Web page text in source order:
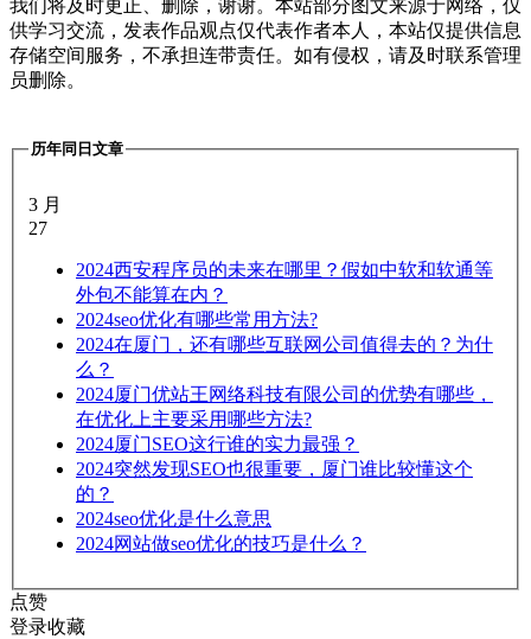
我们将及时更正、删除，谢谢。本站部分图文来源于网络，仅
供学习交流，发表作品观点仅代表作者本人，本站仅提供信息
存储空间服务，不承担连带责任。如有侵权，请及时联系管理
员删除。
历年同日文章
3 月
27
2024西安程序员的未来在哪里？假如中软和软通等
外包不能算在内？
2024seo优化有哪些常用方法?
2024在厦门，还有哪些互联网公司值得去的？为什
么？
2024厦门优站王网络科技有限公司的优势有哪些，
在优化上主要采用哪些方法?
2024厦门SEO这行谁的实力最强？
2024突然发现SEO也很重要，厦门谁比较懂这个
的？
2024seo优化是什么意思
2024网站做seo优化的技巧是什么？
点赞
登录收藏